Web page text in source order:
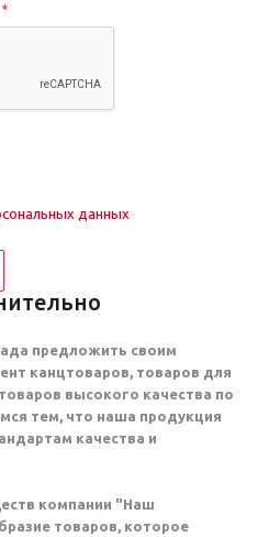
*
данных
предложить своим
канцтоваров, товаров для
высокого качества по
тем, что наша продукция
качества и
компании "Наш
товаров, которое